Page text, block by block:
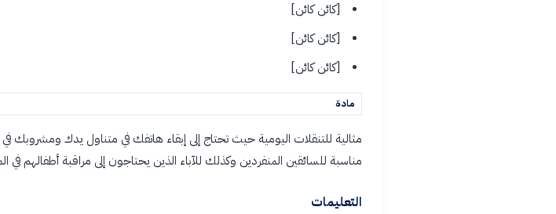
[كائن كائن]
[كائن كائن]
[كائن كائن]
مادة
مثالية للتنقلات اليومية حيث تحتاج إلى إبقاء هاتفك في متناول يدك ومشروبك
مناسبة للسائقين المنفردين وكذلك للآباء الذين يحتاجون إلى مراقبة أطفالهم في
التعليمات